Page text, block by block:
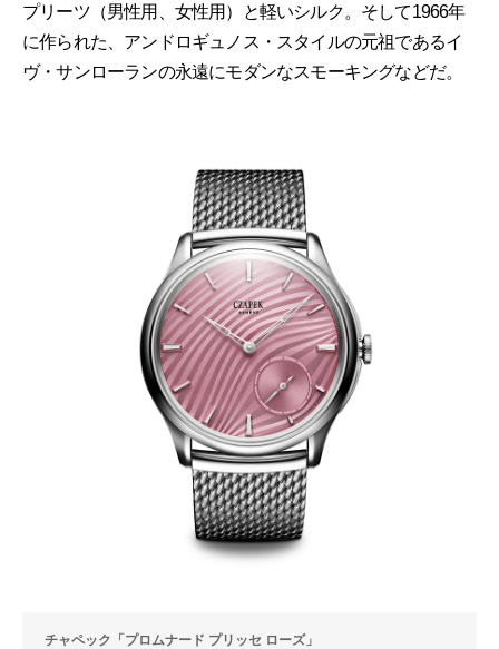
プリーツ（男性用、女性用）と軽いシルク。そして1966年
に作られた、アンドロギュノス・スタイルの元祖であるイ
ヴ・サンローランの永遠にモダンなスモーキングなどだ。
チャペック「プロムナード プリッセ ローズ」